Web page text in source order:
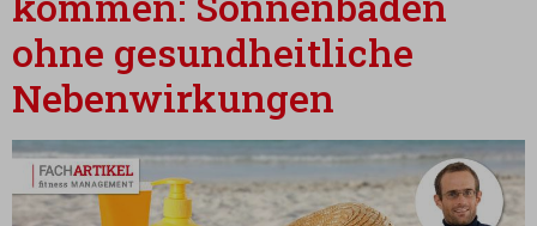
ohne gesundheitliche
Nebenwirkungen